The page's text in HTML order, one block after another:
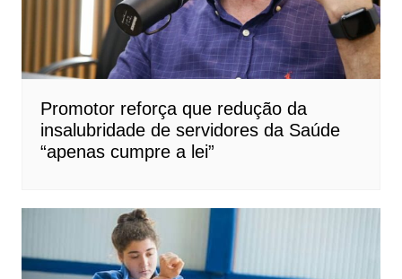
Promotor reforça que redução da
insalubridade de servidores da Saúde
“apenas cumpre a lei”